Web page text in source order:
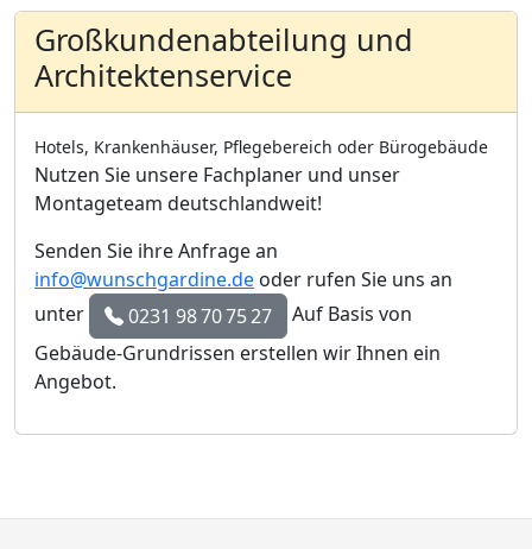
Großkundenabteilung und
Architektenservice
Hotels, Krankenhäuser, Pflegebereich oder Bürogebäude
Nutzen Sie unsere Fachplaner und unser
Montageteam deutschlandweit!
Senden Sie ihre Anfrage an
info@wunschgardine.de oder rufen Sie uns an
unter
0231 98 70 75 27
Auf Basis von
Gebäude-Grundrissen erstellen wir Ihnen ein
Angebot.